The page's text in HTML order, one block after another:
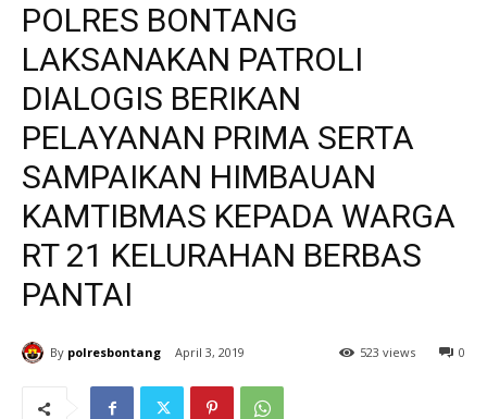
POLRES BONTANG
LAKSANAKAN PATROLI
DIALOGIS BERIKAN
PELAYANAN PRIMA SERTA
SAMPAIKAN HIMBAUAN
KAMTIBMAS KEPADA WARGA
RT 21 KELURAHAN BERBAS
PANTAI
By polresbontang April 3, 2019 0
523 views